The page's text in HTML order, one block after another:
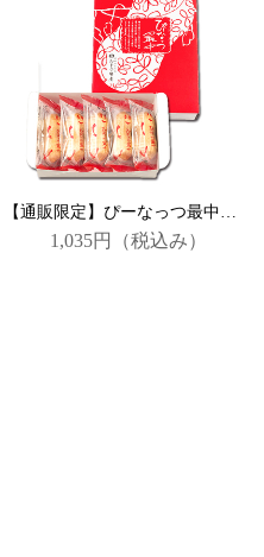
1,035円 （税込み）